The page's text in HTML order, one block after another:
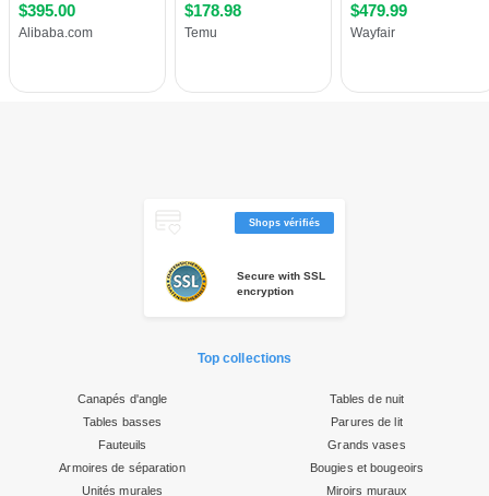
Shops vérifiés
Secure with SSL
encryption
Top collections
Canapés d'angle
Tables basses
Fauteuils
Armoires de séparation
Unités murales
Tables de nuit
Parures de lit
Grands vases
Bougies et bougeoirs
Miroirs muraux